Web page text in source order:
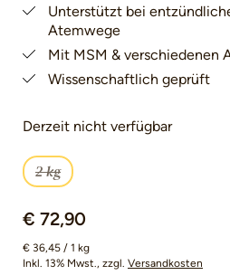
Unterstützt bei
Atemwege
Mit MSM & verschiedenen
Wissenschaftlich geprüft
Derzeit nicht verfügbar
2 kg
(Diese Option ist zurzeit nicht
€ 72,90
€ 36,45 / 1 kg
Inkl. 13% Mwst., zzgl. Versandkosten